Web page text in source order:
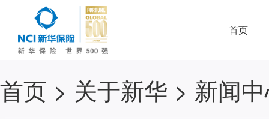
首页
首页 > 关于新华 > 新闻